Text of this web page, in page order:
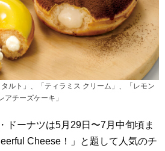
ルト」、「ティラミス クリーム」、「レモン
アチーズケーキ」
ドーナツは5月29日〜7月中旬頃ま
Cheese！」と題して人気のチ